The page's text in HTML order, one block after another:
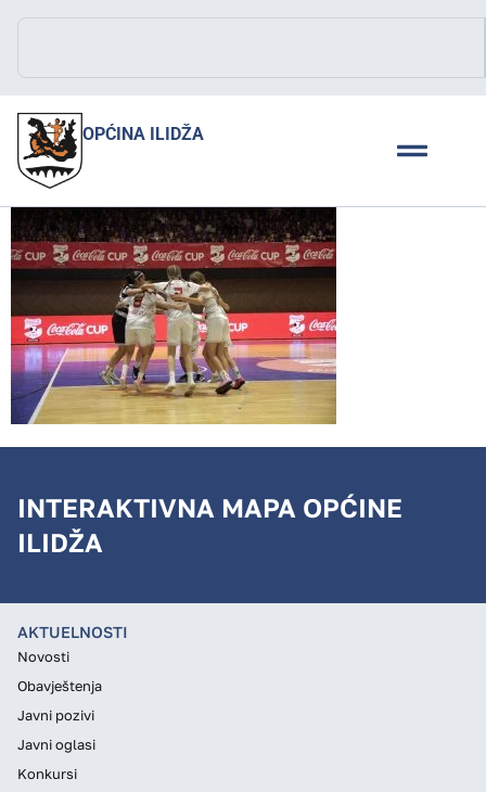
OPĆINA ILIDŽA
INTERAKTIVNA MAPA OPĆINE
ILIDŽA
AKTUELNOSTI
Novosti
Obavještenja
Javni pozivi
Javni oglasi
Konkursi